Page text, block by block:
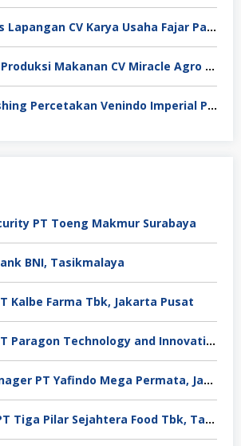
Pengawas Lapangan CV Karya Usaha Fajar Pasuruan
Operator Produksi Makanan CV Miracle Agro Spices Sidoarjo
Staff Finishing Percetakan Venindo Imperial Perkasa Bandung Kota
PT Toeng Makmur Surabaya
BNI, Tasikmalaya
Kalbe Farma Tbk, Jakarta Pusat
Satpam PT Paragon Technology and Innovation Jakarta
Legal Manager PT Yafindo Mega Permata, Jakarta Barat
Security PT Tiga Pilar Sejahtera Food Tbk, Tangerang